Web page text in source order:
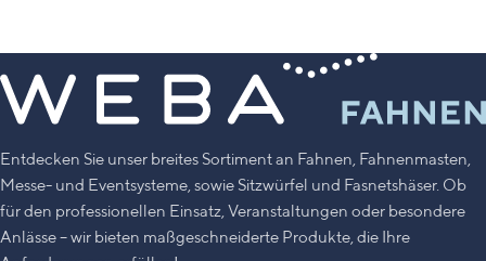
Entdecken Sie unser breites Sortiment an Fahnen, Fahnenmasten,
Messe- und Eventsysteme, sowie Sitzwürfel und Fasnetshäser. Ob
für den professionellen Einsatz, Veranstaltungen oder besondere
Anlässe – wir bieten maßgeschneiderte Produkte, die Ihre